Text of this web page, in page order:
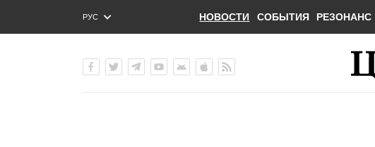
РУС
ENG
НОВОСТИ СОБЫТИЯ РЕЗОНАНС